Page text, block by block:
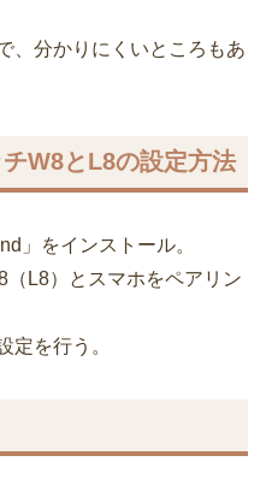
、分かりにくいところもあ
W8とL8の設定方法
」をインストール。
L8）とスマホをペアリン
を行う。